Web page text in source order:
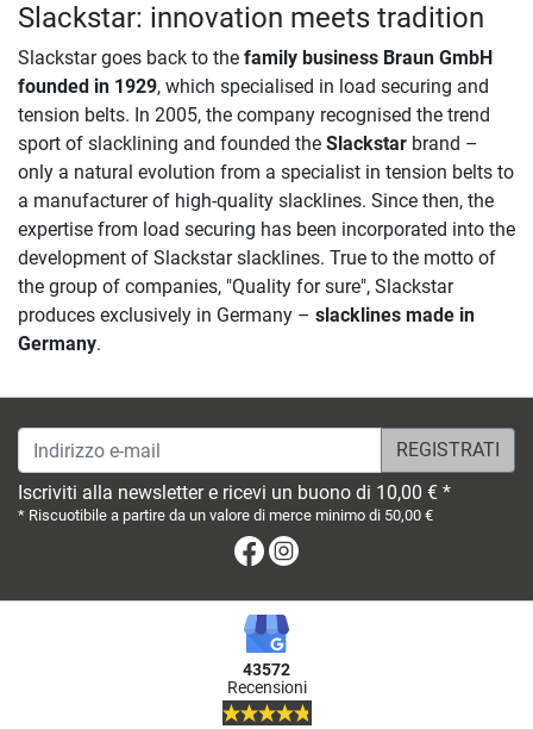
Slackstar: innovation meets tradition
Slackstar goes back to the family business Braun GmbH
founded in 1929, which specialised in load securing and
tension belts. In 2005, the company recognised the trend
sport of slacklining and founded the Slackstar brand –
only a natural evolution from a specialist in tension belts to
a manufacturer of high-quality slacklines. Since then, the
expertise from load securing has been incorporated into the
development of Slackstar slacklines. True to the motto of
the group of companies, "Quality for sure", Slackstar
produces exclusively in Germany – slacklines made in
Germany.
Indirizzo e-mail
Iscriviti alla newsletter e ricevi un buono di 10,00 € *
* Riscuotibile a partire da un valore di merce minimo di 50,00 €
Facebook
43572
Recensioni